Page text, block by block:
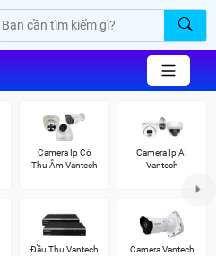
Camera Ip Có
Thu Âm Vantech
Camera Ip AI
Vantech
Đầu Thu Vantech
Camera Vantech